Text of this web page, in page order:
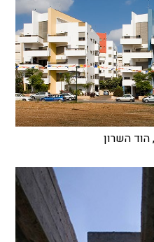
השרון